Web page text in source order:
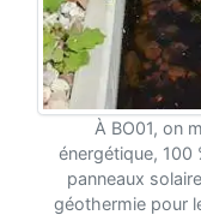
À BO01, on
énergétique, 100
panneaux
géothermie pour